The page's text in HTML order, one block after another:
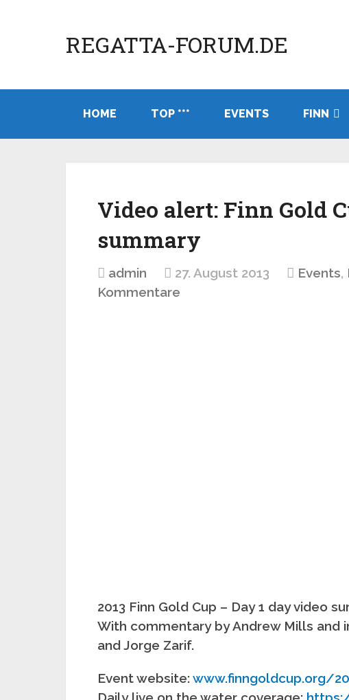
REGATTA-FORUM.DE
HOME TOP *** EVENTS FINN
Video alert: Finn Gold
summary
admin 27. August 2013 Events,
Kommentare
2013 Finn Gold Cup – Day 1 day video
With commentary by Andrew Mills and
and Jorge Zarif.
Event website:www.finngoldcup.org/